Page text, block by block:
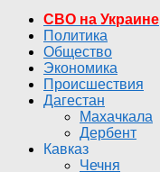
СВО на Украине
Политика
Общество
Экономика
Происшествия
Дагестан
Махачкала
Дербент
Кавказ
Чечня